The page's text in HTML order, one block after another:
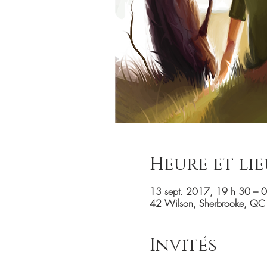
Heure et
13 sept. 2017, 19 h 30 –
42 Wilson, Sherbrooke,
Invités